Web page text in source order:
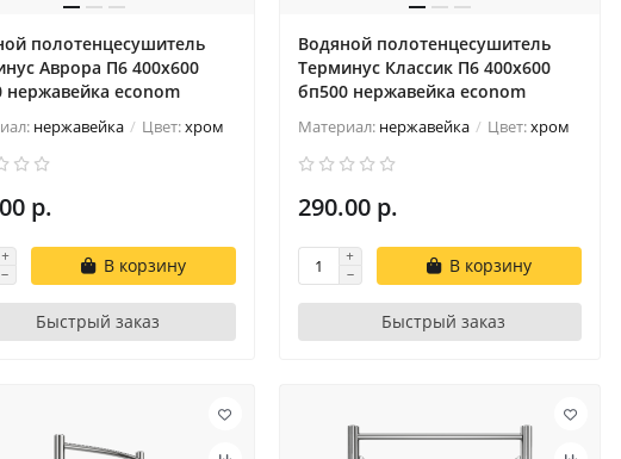
полотенцесушитель
Аврора П6 400х600
нержавейка econom
нержавейка Цвет:хром
р.
В корзину
Быстрый заказ
Водяной полотенцесушитель
Терминус Классик П6 400х600
бп500 нержавейка econom
Материал: нержавейка Цвет:хром
290.00 р.
В корзину
Быстрый заказ